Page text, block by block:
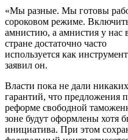
«Мы разные. Мы готовы
сороковом режиме.
амнистию, а амнистия у нас
стране достаточно часто
используется как
заявил он.
Власти пока не дали никаких
гарантий, что предложения
реформе свободной
зоне будут оформлены хотя
инициатива. При этом